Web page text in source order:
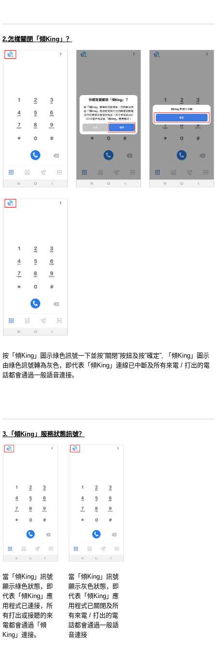
2.怎樣關閉「傾King」？
按「傾King」圖示綠色訊號一下並按”關閉”按鈕及按”確定”, 「傾King」圖示
由綠色訊號轉為灰色，即代表「傾King」連線已中斷及所有來電 / 打出的電
話都會通過一般語音連接。
3.「傾King」服務狀態訊號？
當「傾King」訊號
顯示綠色狀態，即
代表「傾King」應
用程式已連接，所
有打出或接聽的來
電都會通過「傾
King」連接。
當「傾King」訊號
顯示灰色狀態，即
代表「傾King」應
用程式已關閉及所
有來電 / 打出的電
話都會通過一般語
音連接